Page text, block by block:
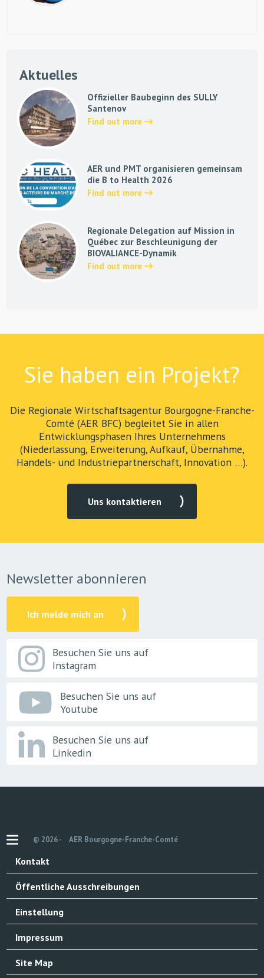
Aktuelles
Offizieller Baubeginn des SULLY
Santenov
Find out more
AER und PMT organisieren gemeinsam
die B to Health 2026
Find out more
Regionale Delegation auf Mission in
Québec zur Beschleunigung der
BIOVALIANCE-Dynamik
Find out more
Sie haben ein Projekt?
Die Regionale Wirtschaftsagentur Bourgogne-Franche-
Comté (AER BFC) begleitet Sie in allen
Entwicklungsphasen Ihres Unternehmens
(Niederlassung, Erweiterung, Aufkauf, Übernahme,
Handels- und Industriepartnerschaft, Innovation …).
Uns kontaktieren
Newsletter abonnieren
Ich melde mich an
Besuchen Sie uns auf
Instagram
Besuchen Sie uns auf
Youtube
Besuchen Sie uns auf
Linkedin
© 2026 - AER Bourgogne-Franche-Comté
Kontakt
Öffentliche Ausschreibungen
Einstellung
Impressum
Site Map